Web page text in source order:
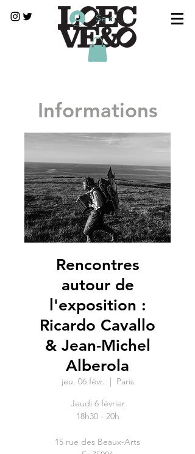
Se connecter
Informations
Rencontres
autour de
l'exposition :
Ricardo Cavallo
& Jean-Michel
Alberola
jeu. 06 févr.
  |
Paris
Jeudi 6 février
18h30 - 20h
15 rue des Beaux-Arts